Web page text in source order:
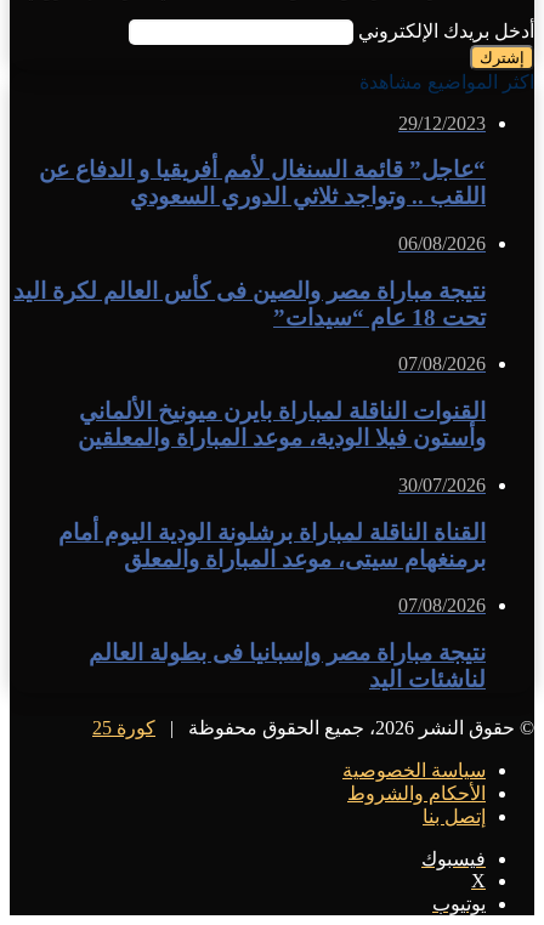
أدخل بريدك الإلكتروني
اكثر المواضيع مشاهدة
29/12/2023
“عاجل” قائمة السنغال لأمم أفريقيا و الدفاع عن
اللقب .. وتواجد ثلاثي الدوري السعودي
06/08/2026
نتيجة مباراة مصر والصين فى كأس العالم لكرة اليد
تحت 18 عام “سيدات”
07/08/2026
القنوات الناقلة لمباراة بايرن ميونيخ الألماني
وأستون فيلا الودية، موعد المباراة والمعلقين
30/07/2026
القناة الناقلة لمباراة برشلونة الودية اليوم أمام
برمنغهام سيتى، موعد المباراة والمعلق
07/08/2026
نتيجة مباراة مصر وإسبانيا فى بطولة العالم
لناشئات اليد
© حقوق النشر 2026، جميع الحقوق محفوظة | كورة 25
سياسة الخصوصية
الأحكام والشروط
إتصل بنا
فيسبوك
X
يوتيوب